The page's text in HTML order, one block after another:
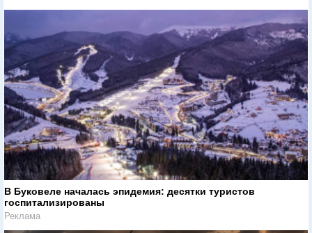
В Буковеле началась эпидемия: десятки туристов
госпитализированы
Реклама